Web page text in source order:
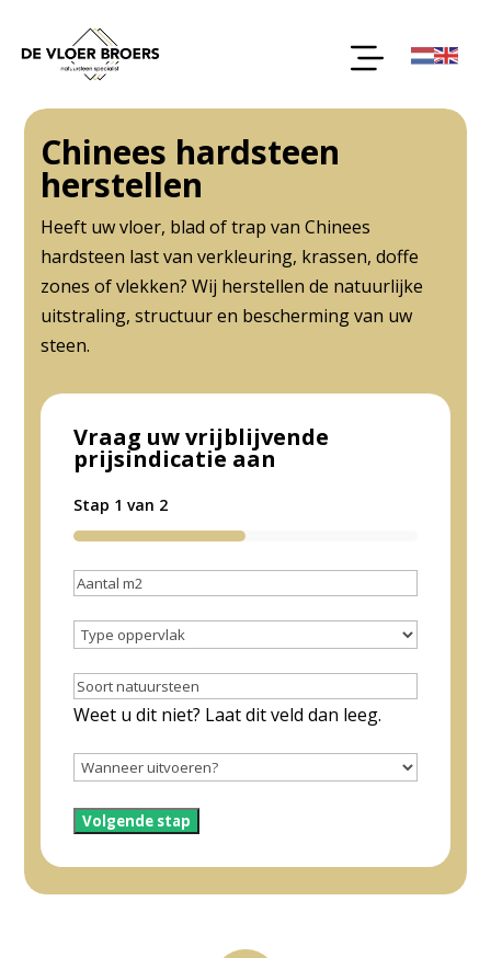
Chinees hardsteen
herstellen
Heeft uw vloer, blad of trap van Chinees
hardsteen last van verkleuring, krassen, doffe
zones of vlekken? Wij herstellen de natuurlijke
uitstraling, structuur en bescherming van uw
steen.
Vraag uw vrijblijvende
prijsindicatie aan
Stap 1 van 2
50%
Aantal
(schatting
is
voldoende)
(Vereist)
Type
Soort
natuursteen
Weet u dit niet? Laat dit veld dan leeg.
Wanneer
Volgende stap